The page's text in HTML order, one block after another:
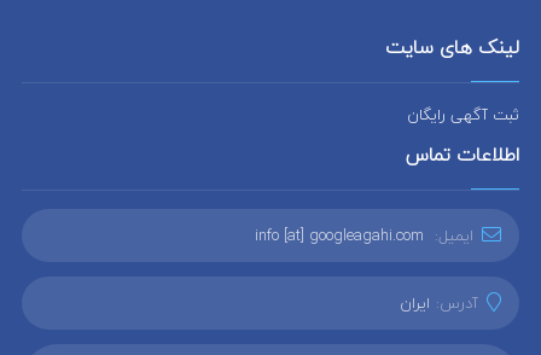
لینک های سایت
ثبت آگهی رایگان
اطلاعات تماس
ایمیل: info [at] googleagahi.com
آدرس: ایران